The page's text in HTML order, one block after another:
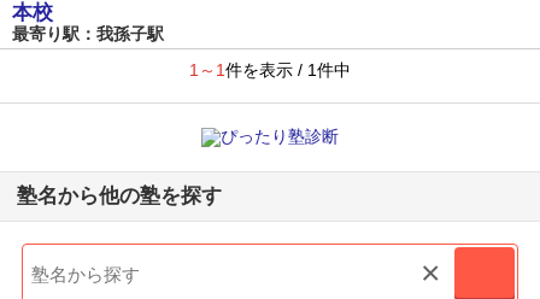
本校
最寄り駅：我孫子駅
1～1件を表示 / 1件中
塾名から他の塾を探す
×